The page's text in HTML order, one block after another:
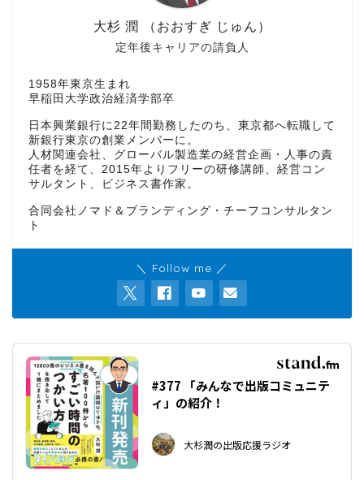
定年後キャリアの請負人
大杉 潤 （おおすぎ じゅん）
1958年東京生まれ
早稲田大学政治経済学部卒
日本興業銀行に22年間勤務したのち、東京都へ転職して
新銀行東京の創業メンバーに。
人材関連会社、グローバル製造業の経営企画・人事の責
任者を経て、2015年よりフリーの研修講師、経営コン
サルタント、ビジネス書作家。
合同会社ノマド＆ブランディング・チーフコンサルタン
ト
＼ Follow me ／